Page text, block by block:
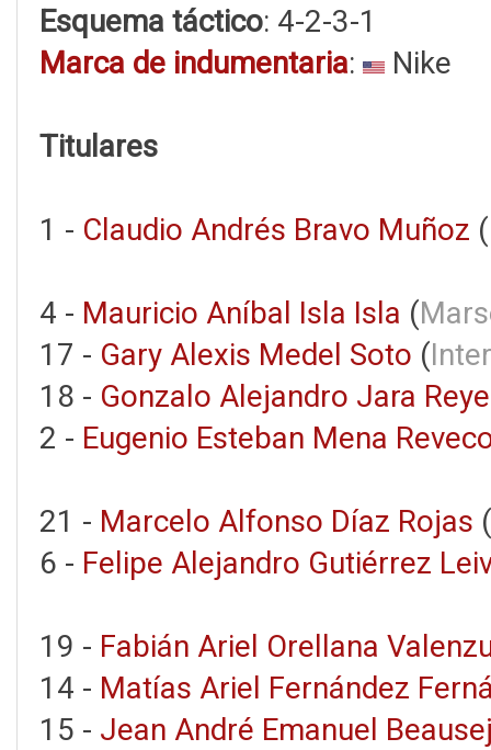
Esquema táctico: 4-2-3-1
Marca de indumentaria: Nike
Titulares
1 - Claudio Andrés Bravo Muñoz (
4 - Mauricio Aníbal Isla Isla (
17 - Gary Alexis Medel Soto (
18 - Gonzalo Alejandro Jara
2 - Eugenio Esteban Mena
21 - Marcelo Alfonso Díaz Rojas (
6 - Felipe Alejandro Gutiérrez
19 - Fabián Ariel Orellana
14 - Matías Ariel Fernández
15 - Jean André Emanuel